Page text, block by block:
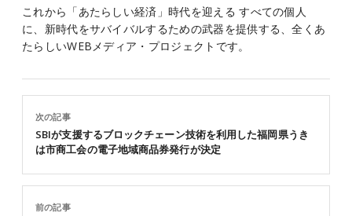
これから「あたらしい経済」時代を迎える すべての個人
に、新時代をサバイバルするための武器を提供する、全くあ
たらしいWEBメディア・プロジェクトです。
前の記事
次の記事
SBIが支援するブロックチェーン技術を利用した福岡県うき
は市商工会の電子地域商品券発行が決定